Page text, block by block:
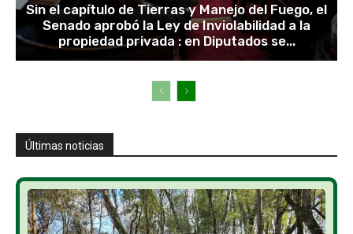
Sin el capítulo de Tierras y Manejo del Fuego, el
Senado aprobó la Ley de Inviolabilidad a la
propiedad privada : en Diputados se...
Últimas noticias